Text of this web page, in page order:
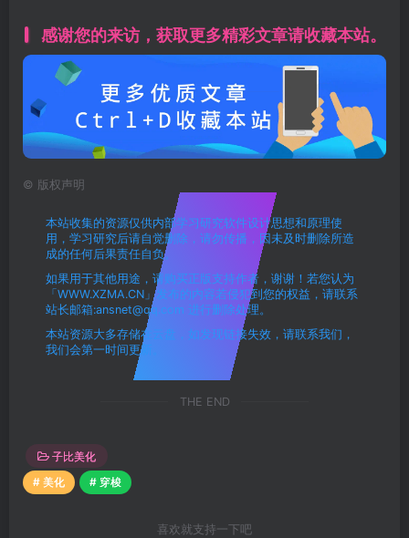
感谢您的来访，获取更多精彩文章请收藏本站。
© 版权声明
本站收集的资源仅供内部学习研究软件设计思想和原理使
用，学习研究后请自觉删除，请勿传播，因未及时删除所造
成的任何后果责任自负。
如果用于其他用途，请购买正版支持作者，谢谢！若您认为
「WWW.XZMA.CN」发布的内容若侵犯到您的权益，请联系
站长邮箱:ansnet@qq.com 进行删除处理。
本站资源大多存储在云盘，如发现链接失效，请联系我们，
我们会第一时间更新。
THE END
子比美化
# 美化
# 穿梭
喜欢就支持一下吧